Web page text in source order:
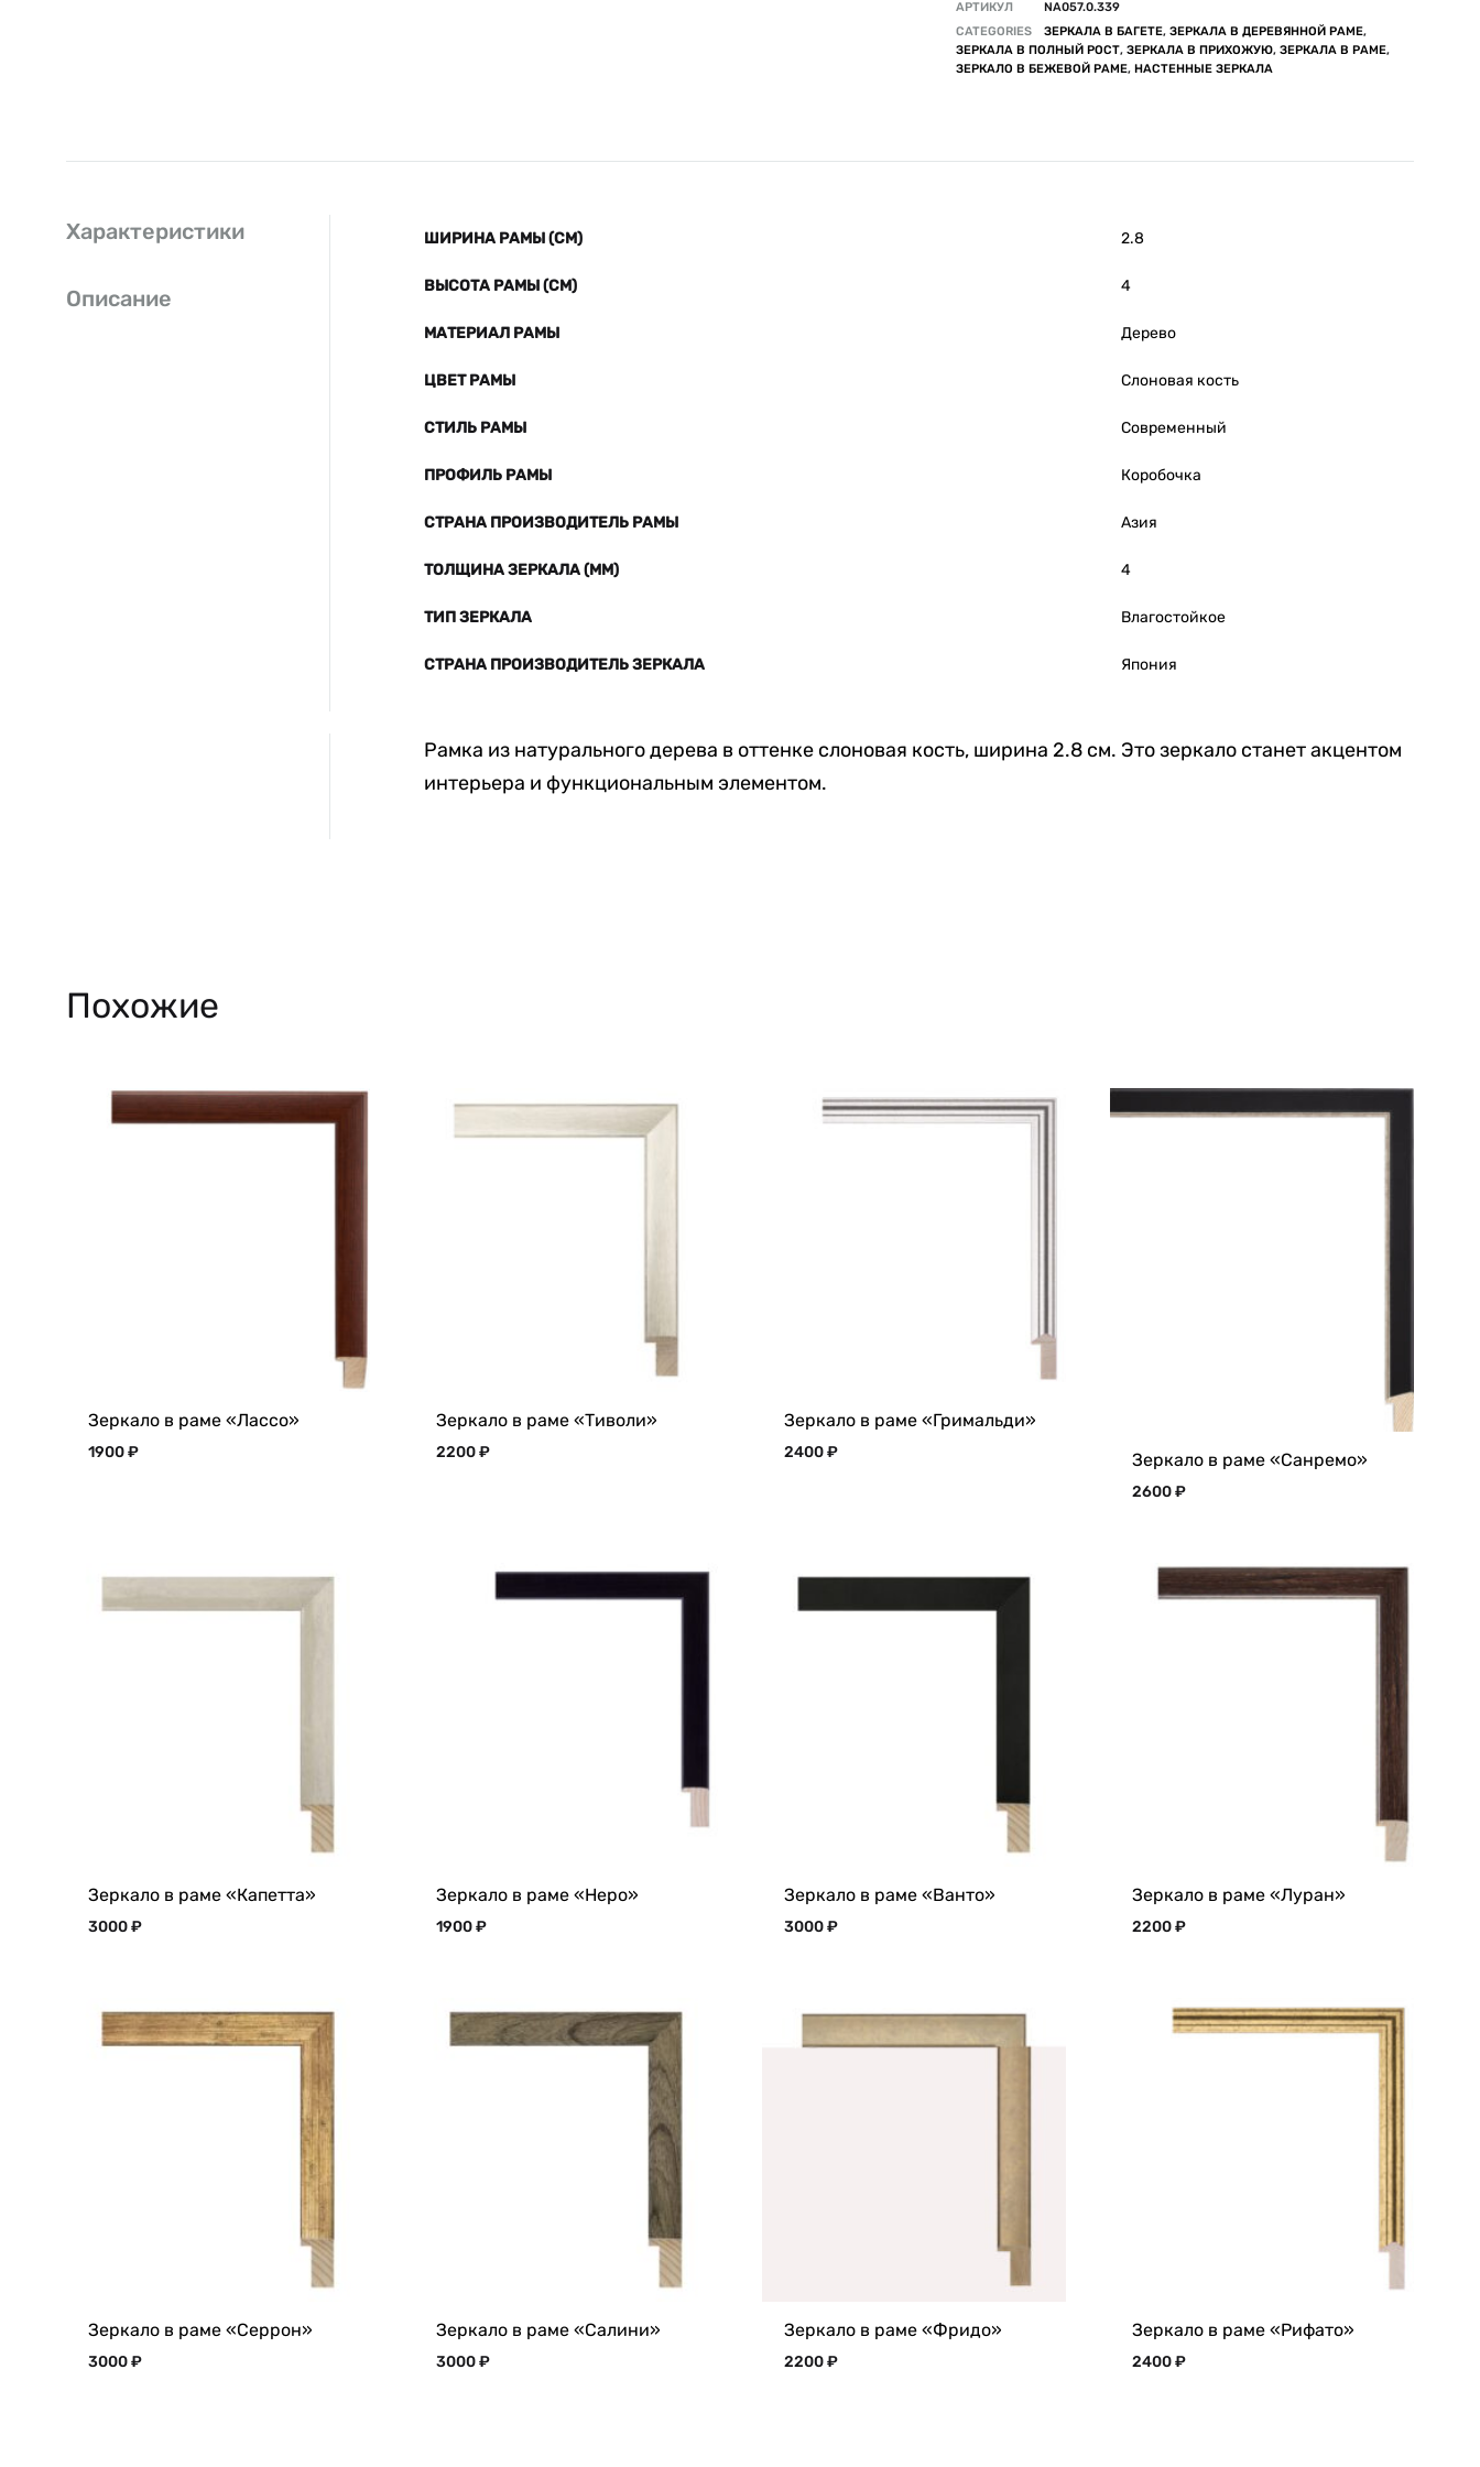
АРТИКУЛ
NA057.0.339
CATEGORIES
ЗЕРКАЛА В БАГЕТЕ, ЗЕРКАЛА В ДЕРЕВЯННОЙ РАМЕ,
ЗЕРКАЛА В ПОЛНЫЙ РОСТ, ЗЕРКАЛА В ПРИХОЖУЮ, ЗЕРКАЛА В РАМЕ,
ЗЕРКАЛО В БЕЖЕВОЙ РАМЕ, НАСТЕННЫЕ ЗЕРКАЛА
Характеристики
Описание
ШИРИНА РАМЫ (СМ) 2.8
ВЫСОТА РАМЫ (СМ) 4
МАТЕРИАЛ РАМЫ Дерево
ЦВЕТ РАМЫ Слоновая кость
СТИЛЬ РАМЫ Современный
ПРОФИЛЬ РАМЫ Коробочка
СТРАНА ПРОИЗВОДИТЕЛЬ РАМЫ Азия
ТОЛЩИНА ЗЕРКАЛА (ММ) 4
ТИП ЗЕРКАЛА Влагостойкое
СТРАНА ПРОИЗВОДИТЕЛЬ ЗЕРКАЛА Япония
Рамка из натурального дерева в оттенке слоновая кость, ширина 2.8 см. Это зеркало станет акцентом
интерьера и функциональным элементом.
Похожие
Зеркало в раме «Лассо»
1900₽
Зеркало в раме «Тиволи»
2200₽
Зеркало в раме «Гримальди»
2400₽ Зеркало в раме «Санремо»
2600₽
Зеркало в раме «Капетта»
3000₽
Зеркало в раме «Неро»
1900₽
Зеркало в раме «Ванто»
3000₽
Зеркало в раме «Луран»
2200₽
Зеркало в раме «Серрон»
3000₽
Зеркало в раме «Салини»
3000₽
Зеркало в раме «Фридо»
2200₽
Зеркало в раме «Рифато»
2400₽